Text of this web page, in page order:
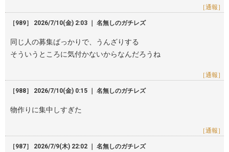
［通報］
［989］ 2026/7/10(金) 2:03 ｜ 名無しのガチレズ
同じ人の募集ばっかりで、うんざりする
そういうところに気付かないからなんだろうね
［通報］
［988］ 2026/7/10(金) 0:15 ｜ 名無しのガチレズ
物作りに集中しすぎた
［通報］
［987］ 2026/7/9(木) 22:02 ｜ 名無しのガチレズ